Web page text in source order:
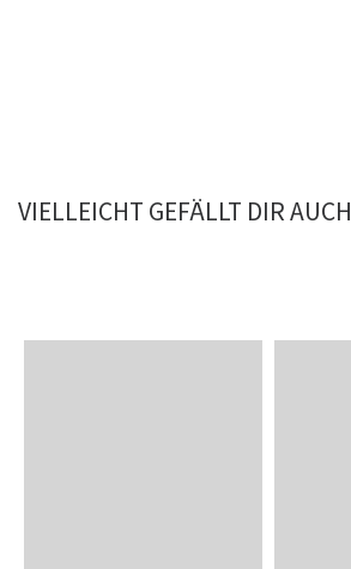
VIELLEICHT GEFÄLLT DIR AUCH